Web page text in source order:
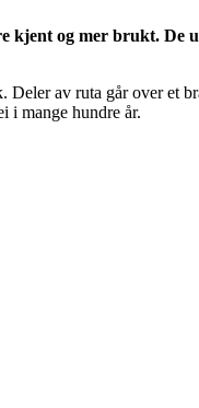
kjent og mer brukt. De
av ruta går over et
i mange hundre år.